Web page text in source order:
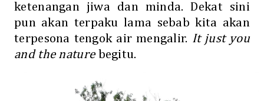
ketenangan jiwa dan minda. Dekat sini
pun akan terpaku lama sebab kita akan
terpesona tengok air mengalir. It just you
and the naturebegitu.